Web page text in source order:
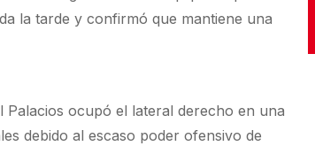
la tarde y confirmó que mantiene una
Palacios ocupó el lateral derecho en una
debido al escaso poder ofensivo de